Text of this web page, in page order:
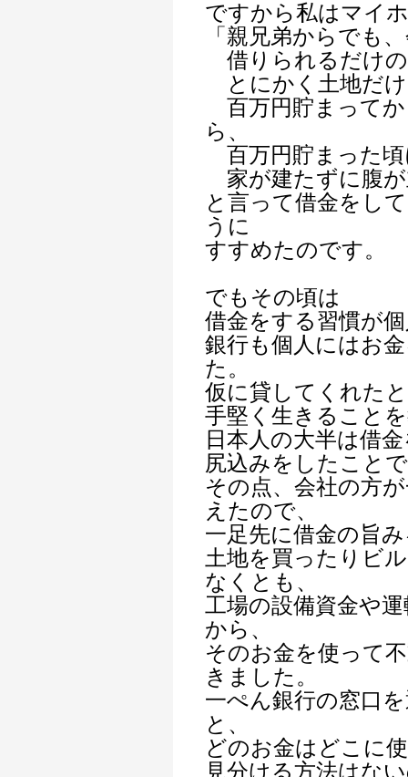
ですから私はマイ
「親兄弟からでも
借りられるだけ
とにかく土地だ
百万円貯まって
ら、
百万円貯まった
家が建たずに腹
と言って借金をし
うに
すすめたのです。
でもその頃は
借金をする習慣が
銀行も個人にはお
た。
仮に貸してくれた
手堅く生きること
日本人の大半は借
尻込みをしたこと
その点、会社の方
えたので、
一足先に借金の旨
土地を買ったりビ
なくとも、
工場の設備資金や
から、
そのお金を使って
きました。
一ぺん銀行の窓口
と、
どのお金はどこに
見分ける方法はな